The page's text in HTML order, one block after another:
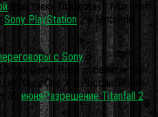
приставки Dreamcast. Microsoft
Sony PlayStation 2 и Nintendo
с Sonyо
Game Pass добавят игры /
на Xbox One X в РоссииЛетняя
30 июняРазрешение Titanfall 2